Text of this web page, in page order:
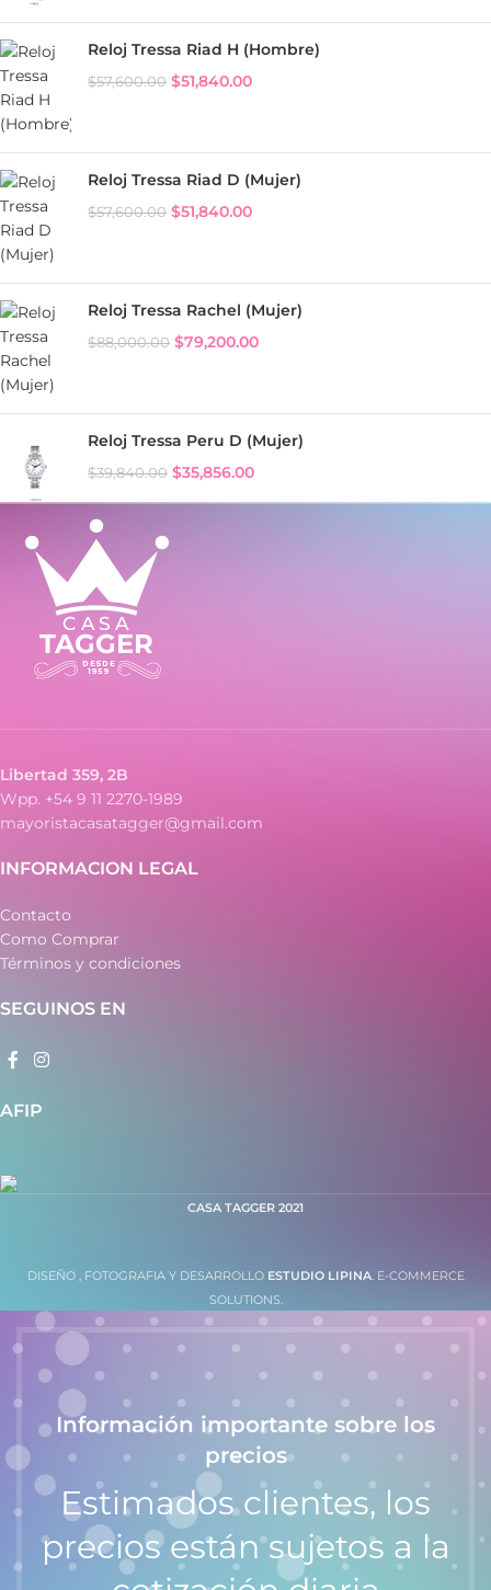
Reloj Tressa Riad H (Hombre)
$57,600.00 $51,840.00
Reloj Tressa Riad D (Mujer)
$57,600.00 $51,840.00
Reloj Tressa Rachel (Mujer)
$88,000.00 $79,200.00
Reloj Tressa Peru D (Mujer)
$39,840.00 $35,856.00
Libertad 359, 2B
Wpp. +54 9 11 2270-1989
mayoristacasatagger@gmail.com
INFORMACION LEGAL
Contacto
Como Comprar
Términos y condiciones
SEGUINOS EN
AFIP
CASA TAGGER 2021
DISEÑO , FOTOGRAFIA Y DESARROLLO ESTUDIO LIPINA. E-COMMERCE
SOLUTIONS.
Información importante sobre los
precios
Estimados clientes, los
precios están sujetos a la